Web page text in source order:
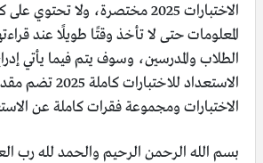
الاختبارات 2025 مختصرة، ولا
المعلومات حتى لا تأخذ وقتًا طويلًا عند
الطلاب والمدرسين، وسوف يتم فيما يأتي
الاستعداد
الاختبارات ومجموعة فقرات كاملة عن
بسم الله الرحمن الرحيم والحمد لله رب